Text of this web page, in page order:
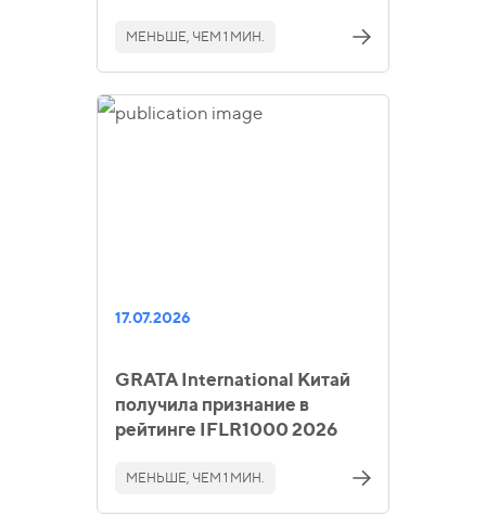
МЕНЬШЕ, ЧЕМ 1 МИН.
17.07.2026
GRATA International Китай
получила признание в
рейтинге IFLR1000 2026
МЕНЬШЕ, ЧЕМ 1 МИН.